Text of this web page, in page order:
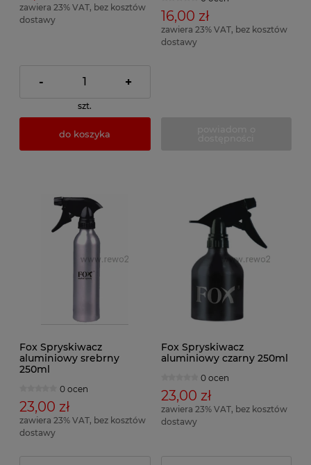
zawiera 23% VAT, bez kosztów
dostawy
- +
szt.
do koszyka
16,00 zł
zawiera 23% VAT, bez kosztów
dostawy
Fox Spryskiwacz
aluminiowy srebrny
250ml
0 ocen
23,00 zł
zawiera 23% VAT, bez kosztów
dostawy
Fox Spryskiwacz
aluminiowy czarny 250ml
0 ocen
23,00 zł
zawiera 23% VAT, bez kosztów
dostawy